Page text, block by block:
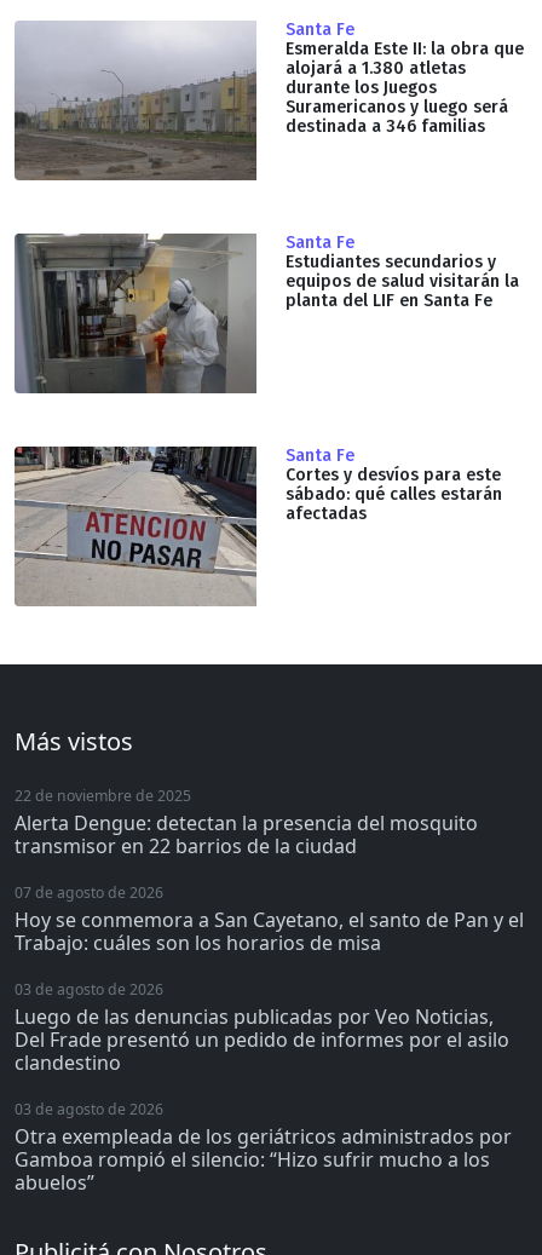
Santa Fe
Esmeralda Este II: la obra que
alojará a 1.380 atletas
durante los Juegos
Suramericanos y luego será
destinada a 346 familias
Santa Fe
Estudiantes secundarios y
equipos de salud visitarán la
planta del LIF en Santa Fe
Santa Fe
Cortes y desvíos para este
sábado: qué calles estarán
afectadas
Más vistos
22 de noviembre de 2025
Alerta Dengue: detectan la presencia del mosquito
transmisor en 22 barrios de la ciudad
07 de agosto de 2026
Hoy se conmemora a San Cayetano, el santo de Pan y el
Trabajo: cuáles son los horarios de misa
03 de agosto de 2026
Luego de las denuncias publicadas por Veo Noticias,
Del Frade presentó un pedido de informes por el asilo
clandestino
03 de agosto de 2026
Otra exempleada de los geriátricos administrados por
Gamboa rompió el silencio: “Hizo sufrir mucho a los
abuelos”